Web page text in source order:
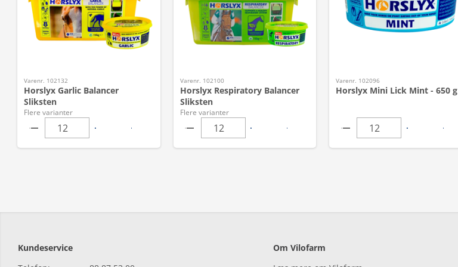
Varenr. 102132
Horslyx Garlic Balancer
Sliksten
Flere varianter
Varenr. 102100
Horslyx Respiratory Balancer
Sliksten
Flere varianter
Varenr. 102096
Horslyx Mini Lick Mint - 650 g
Kundeservice
Om Vilofarm